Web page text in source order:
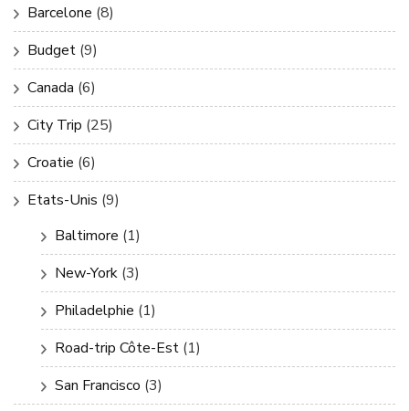
Barcelone (8)
Budget (9)
Canada (6)
City Trip (25)
Croatie (6)
Etats-Unis (9)
Baltimore (1)
New-York (3)
Philadelphie (1)
Road-trip Côte-Est (1)
San Francisco (3)